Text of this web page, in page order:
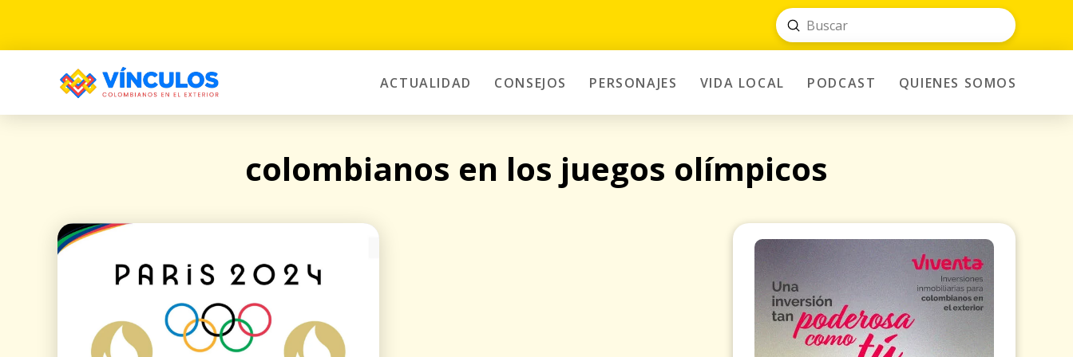
Search
Submit
ACTUALIDAD CONSEJOS PERSONAJES VIDA LOCAL PODCAST QUIENES SOMOS
colombianos en los juegos olímpicos